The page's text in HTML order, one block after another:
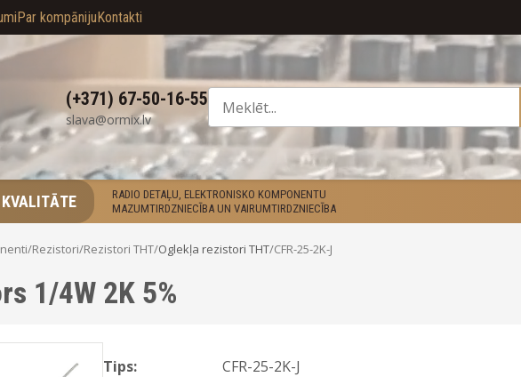
Par kompānijuKontakti
(+371) 67-50-16-55
slava@ormix.lv
RADIO DETAĻU, ELEKTRONISKO KOMPONENTU
MAZUMTIRDZNIECĪBA UN VAIRUMTIRDZNIECĪBA
/Rezistori/Rezistori THT/Oglekļa rezistori THT/CFR-25-2K-J
1/4W 2K 5%
Tips:
CFR-25-2K-J